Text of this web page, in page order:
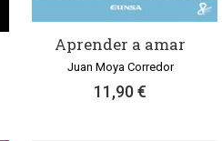
Aprender a amar
Juan Moya Corredor
11,90 €